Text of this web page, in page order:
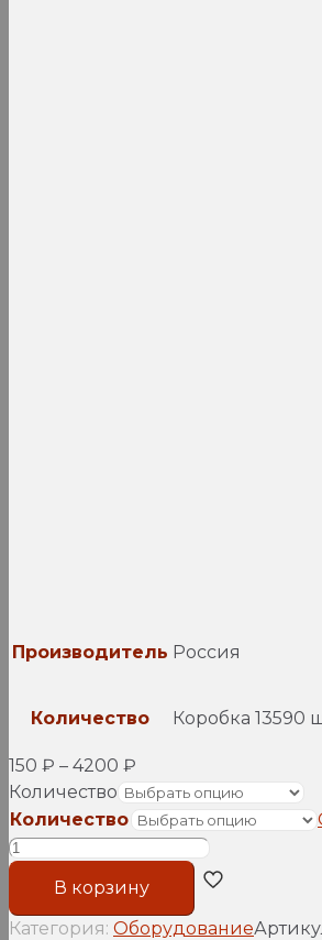
Производитель Россия
Количество Коробка 13590
150 ₽ – 4200 ₽
Количество
Количество
Количество
товара
Клипсы
S632,
В корзину
Категория: Оборудование